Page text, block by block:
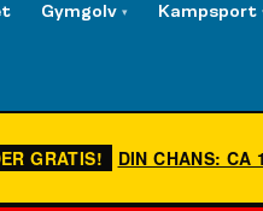
Gymgolv ▾ Kampsport
GRATIS! DIN CHANS: CA